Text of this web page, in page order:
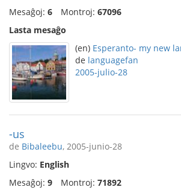
Mesaĝoj: 6 Montroj: 67096
Lasta mesaĝo
(en) Esperanto- my new
de languagefan
2005-julio-28
-us
de Bibaleebu, 2005-junio-28
Lingvo: English
Mesaĝoj: 9 Montroj: 71892